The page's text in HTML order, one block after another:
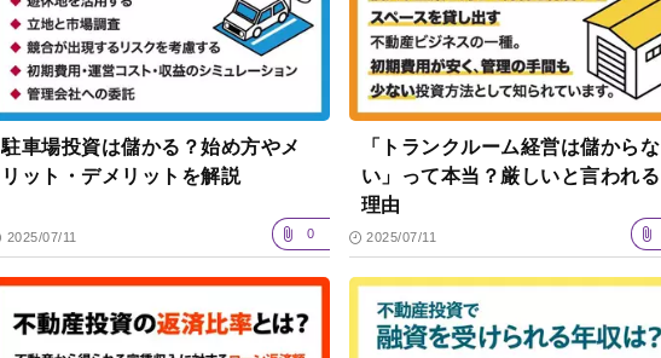
駐車場投資は儲かる？始め方やメ
リット・デメリットを解説
2025/07/11 0
「トランクルーム経営は儲からな
い」って本当？厳しいと言われる
理由
2025/07/11